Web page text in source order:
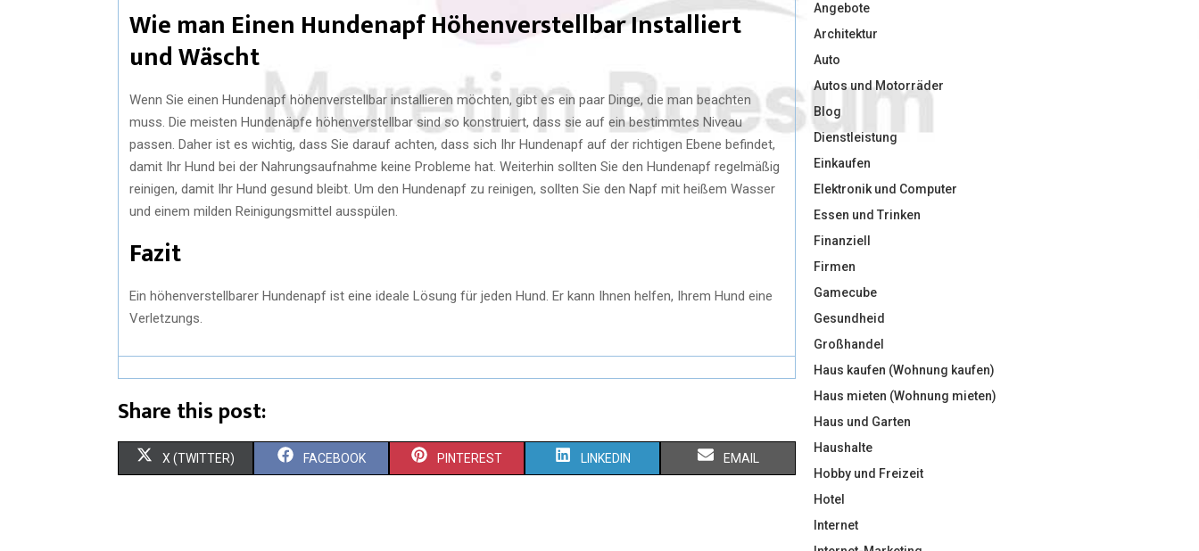
Wie man Einen Hundenapf Höhenverstellbar Installiert
und Wäscht
Wenn Sie einen Hundenapf höhenverstellbar installieren möchten, gibt es ein paar Dinge, die man beachten
muss. Die meisten Hundenäpfe höhenverstellbar sind so konstruiert, dass sie auf ein bestimmtes Niveau
passen. Daher ist es wichtig, dass Sie darauf achten, dass sich Ihr Hundenapf auf der richtigen Ebene befindet,
damit Ihr Hund bei der Nahrungsaufnahme keine Probleme hat. Weiterhin sollten Sie den Hundenapf regelmäßig
reinigen, damit Ihr Hund gesund bleibt. Um den Hundenapf zu reinigen, sollten Sie den Napf mit heißem Wasser
und einem milden Reinigungsmittel ausspülen.
Fazit
Ein höhenverstellbarer Hundenapf ist eine ideale Lösung für jeden Hund. Er kann Ihnen helfen, Ihrem Hund eine
Verletzungs.
Share this post:
X (TWITTER) FACEBOOK PINTEREST LINKEDIN EMAIL
Angebote
Architektur
Auto
Autos und Motorräder
Blog
Dienstleistung
Einkaufen
Elektronik und Computer
Essen und Trinken
Finanziell
Firmen
Gamecube
Gesundheid
Großhandel
Haus kaufen (Wohnung kaufen)
Haus mieten (Wohnung mieten)
Haus und Garten
Haushalte
Hobby und Freizeit
Hotel
Internet